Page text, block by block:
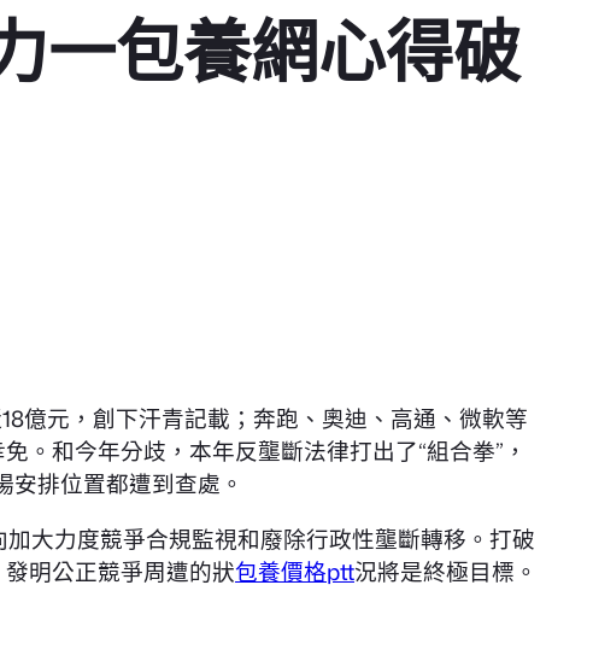
一包養網心得破
億元，創下汗青記載；奔跑、奧迪、高通、微軟等
。和今年分歧，本年反壟斷法律打出了“組合拳”，
排位置都遭到查處。
大力度競爭合規監視和廢除行政性壟斷轉移。打破
明公正競爭周遭的狀包養價格ptt況將是終極目標。